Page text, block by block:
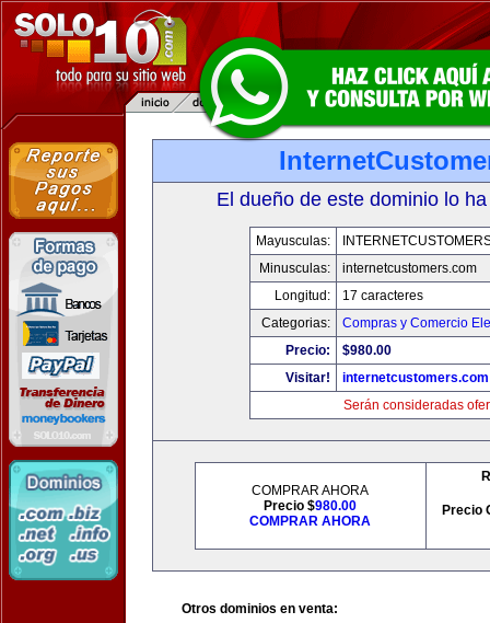
El dueño de este dominio lo
Mayusculas:
Minusculas:
internetcustomers.com
Longitud:
17 caracteres
Categorias:
Compras y Comercio
Precio:
$980.00
Visitar!
internetcustomers.com
Serán consideradas
COMPRAR AHORA
Precio $980.00
COMPRAR AHORA
Precio
Otros dominios en venta: